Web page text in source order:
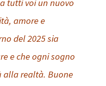
tutti voi un nuovo
amore e
del 2025 sia
e che ogni sogno
alla realtà. Buone